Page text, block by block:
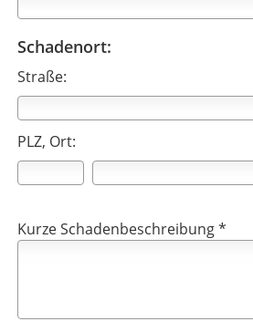
Schadenort:
Straße:
PLZ, Ort:
Kurze Schadenbeschreibung *